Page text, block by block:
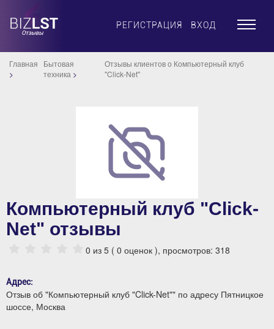
РЕГИСТРАЦИЯ ВХОД ×
Главная
Бытовая
техника
Отзывы клиентов о Компьютерный клуб
"Click-Net"
Компьютерный клуб "Click-
Net" отзывы
0 из 5 ( 0 оценок ), просмотров: 318
Адрес:
Отзыв об "Компьютерный клуб "Click-Net"" по адресу Пятницкое
шоссе, Москва